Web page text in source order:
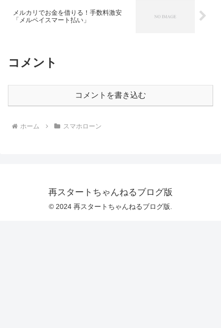
メルカリでお金を借りる！手数料激安
「メルペイスマート払い」
コメント
コメントを書き込む
ホーム スマホローン
再スタートちゃんねるブログ版
© 2024 再スタートちゃんねるブログ版.